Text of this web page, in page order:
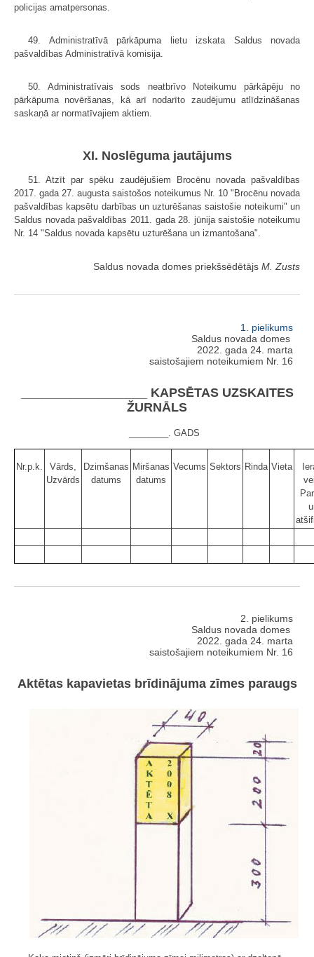
policijas amatpersonas.
49. Administratīvā pārkāpuma lietu izskata Saldus novada
pašvaldības Administratīvā komisija.
50. Administratīvais sods neatbrīvo Noteikumu pārkāpēju no
pārkāpuma novēršanas, kā arī nodarīto zaudējumu atlīdzināšanas
saskaņā ar normatīvajiem aktiem.
XI. Noslēguma jautājums
51. Atzīt par spēku zaudējušiem Brocēnu novada pašvaldības
2017. gada 27. augusta saistošos noteikumus Nr. 10 "Brocēnu novada
pašvaldības kapsētu darbības un uzturēšanas saistošie noteikumi" un
Saldus novada pašvaldības 2011. gada 28. jūnija saistošie noteikumu
Nr. 14 "Saldus novada kapsētu uzturēšana un izmantošana".
Saldus novada domes priekšsēdētājs M. Zusts
1. pielikums
Saldus novada domes
2022. gada 24. marta
saistošajiem noteikumiem Nr. 16
__________________ KAPSĒTAS UZSKAITES
ŽURNĀLS
________. GADS
Nr.p.k.
Vārds,
Uzvārds
Dzimšanas
datums
Miršanas
datums
Vecums Sektors Rinda Vieta
2. pielikums
Saldus novada domes
2022. gada 24. marta
saistošajiem noteikumiem Nr. 16
Aktētas kapavietas brīdinājuma zīmes paraugs